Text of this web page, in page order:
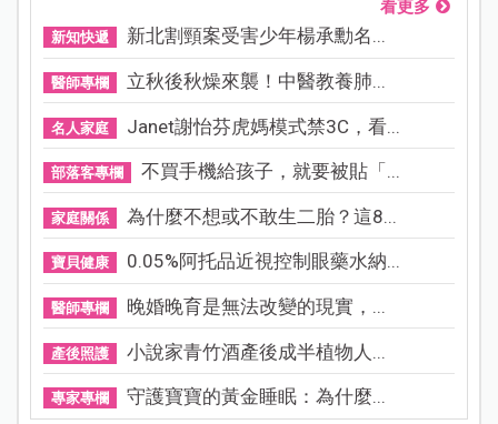
看更多
新知快遞 新北割頸案受害少年楊承勳名...
醫師專欄 立秋後秋燥來襲！中醫教養肺...
名人家庭 Janet謝怡芬虎媽模式禁3C，看...
部落客專欄 不買手機給孩子，就要被貼「...
家庭關係 為什麼不想或不敢生二胎？這8...
寶貝健康 0.05%阿托品近視控制眼藥水納...
醫師專欄 晚婚晚育是無法改變的現實，...
產後照護 小說家青竹酒產後成半植物人...
專家專欄 守護寶寶的黃金睡眠：為什麼...